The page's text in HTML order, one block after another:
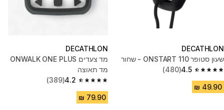
DECATHLON
שעון סטופר ONSTART 110 - שחור
4.5
4.5 out of 5 stars from 480 reviews
(480)
DECATHLON
מד צעדים ONWALK ONE PLUS
מד תאוצה
4.2
4.2 out of 5 stars from 389 reviews
(389)